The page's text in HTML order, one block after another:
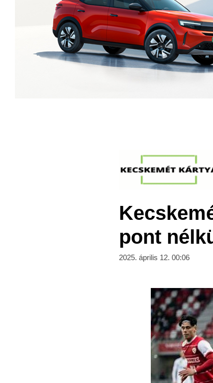
pont
2025. április 12. 00:06